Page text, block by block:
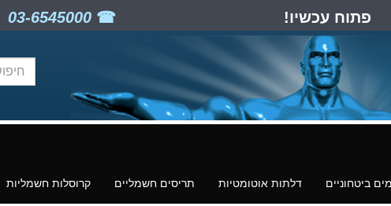
פתוח עכשיו!
חיפוש
תוכן
ביטחוניים דלתות אוטומטיות תריסים חשמליים קרוסלות חשמליות